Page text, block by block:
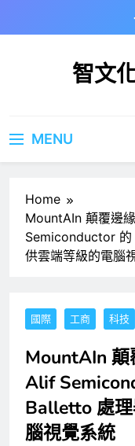
智文
MENU
Home
MountAIn 顛覆邊
Semiconductor 的
供雲端等級的電腦
國際 工商 科技
MountAIn 顛
Alif
Balletto 處
腦視覺系統